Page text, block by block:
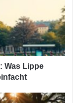
Was Lippe